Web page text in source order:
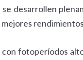
desarrollen
mejores
fotoperíodos